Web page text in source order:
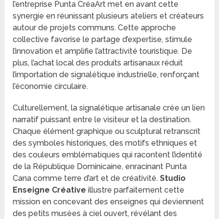
l’entreprise Punta CréaArt met en avant cette
synergie en réunissant plusieurs ateliers et créateurs
autour de projets communs. Cette approche
collective favorise le partage d’expertise, stimule
l’innovation et amplifie l’attractivité touristique. De
plus, l’achat local des produits artisanaux réduit
l’importation de signalétique industrielle, renforçant
l’économie circulaire.
Culturellement, la signalétique artisanale crée un lien
narratif puissant entre le visiteur et la destination.
Chaque élément graphique ou sculptural retranscrit
des symboles historiques, des motifs ethniques et
des couleurs emblématiques qui racontent l’identité
de la République Dominicaine, enracinant Punta
Cana comme terre d’art et de créativité.Studio
Enseigne Créative illustre parfaitement cette
mission en concevant des enseignes qui deviennent
des petits musées à ciel ouvert, révélant des